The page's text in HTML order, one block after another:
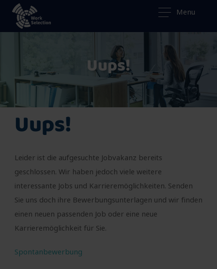
Menu
Uups!
Uups!
Leider ist die aufgesuchte Jobvakanz bereits
geschlossen. Wir haben jedoch viele weitere
interessante Jobs und Karrieremöglichkeiten. Senden
Sie uns doch ihre Bewerbungsunterlagen und wir finden
einen neuen passenden Job oder eine neue
Karrieremöglichkeit für Sie.
Spontanbewerbung